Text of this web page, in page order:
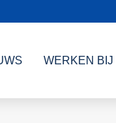
WERKEN BIJ